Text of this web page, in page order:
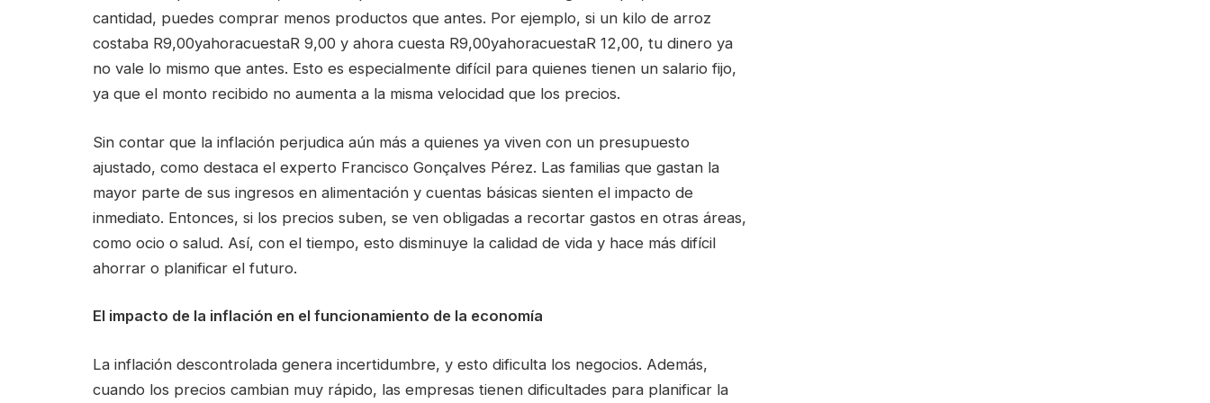
cantidad, puedes comprar menos productos que antes. Por ejemplo, si un kilo de arroz
costaba R9,00yahoracuestaR 9,00 y ahora cuesta R9,00yahoracuestaR 12,00, tu dinero ya
no vale lo mismo que antes. Esto es especialmente difícil para quienes tienen un salario fijo,
ya que el monto recibido no aumenta a la misma velocidad que los precios.
Sin contar que la inflación perjudica aún más a quienes ya viven con un presupuesto
ajustado, como destaca el experto Francisco Gonçalves Pérez. Las familias que gastan la
mayor parte de sus ingresos en alimentación y cuentas básicas sienten el impacto de
inmediato. Entonces, si los precios suben, se ven obligadas a recortar gastos en otras áreas,
como ocio o salud. Así, con el tiempo, esto disminuye la calidad de vida y hace más difícil
ahorrar o planificar el futuro.
El impacto de la inflación en el funcionamiento de la economía
La inflación descontrolada genera incertidumbre, y esto dificulta los negocios. Además,
cuando los precios cambian muy rápido, las empresas tienen dificultades para planificar la